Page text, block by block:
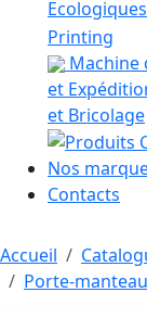
Ecologiques
Printing
Machine
et
et Bricolage
Nos
Contacts
Accueil
Porte-